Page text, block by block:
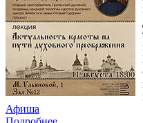
Афиша